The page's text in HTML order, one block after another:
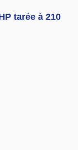
tarée à 210